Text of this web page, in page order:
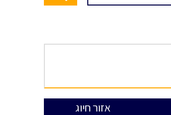
אזור חיוג